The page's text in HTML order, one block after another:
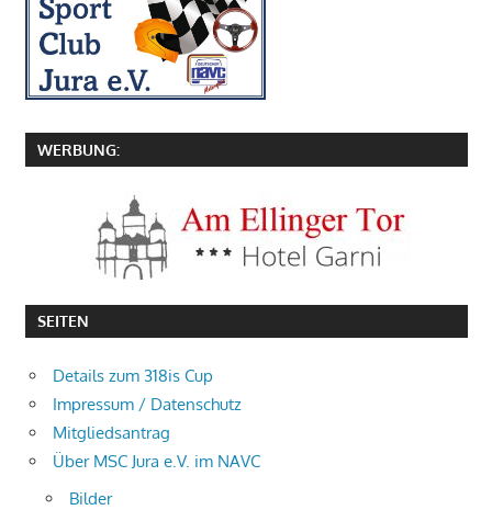
WERBUNG:
SEITEN
Details zum 318is Cup
Impressum / Datenschutz
Mitgliedsantrag
Über MSC Jura e.V. im NAVC
Bilder